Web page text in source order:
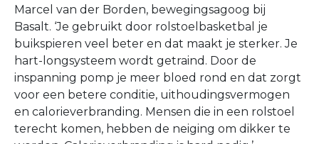
Marcel van der Borden, bewegingsagoog bij
Basalt. ‘Je gebruikt door rolstoelbasketbal je
buikspieren veel beter en dat maakt je sterker. Je
hart-longsysteem wordt getraind. Door de
inspanning pomp je meer bloed rond en dat zorgt
voor een betere conditie, uithoudingsvermogen
en calorieverbranding. Mensen die in een rolstoel
terecht komen, hebben de neiging om dikker te